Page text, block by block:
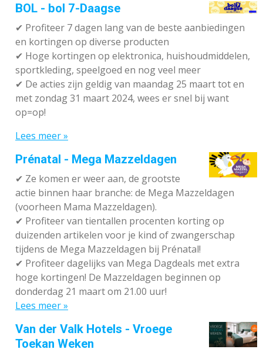
BOL - bol 7-Daagse
✔ Profiteer 7 dagen lang van de beste aanbiedingen
en kortingen op diverse producten
✔ Hoge kortingen op elektronica, huishoudmiddelen,
sportkleding, speelgoed en nog veel meer
✔ De acties zijn geldig van maandag 25 maart tot en
met zondag 31 maart 2024, wees er snel bij want
op=op!
Lees meer »
Prénatal - Mega Mazzeldagen
✔ Ze komen er weer aan, de grootste
actie binnen haar branche: de Mega Mazzeldagen
(voorheen Mama Mazzeldagen).
✔ Profiteer van tientallen procenten korting op
duizenden artikelen voor je kind of zwangerschap
tijdens de Mega Mazzeldagen bij Prénatal!
✔ Profiteer dagelijks van Mega Dagdeals met extra
hoge kortingen! De Mazzeldagen beginnen op
donderdag 21 maart om 21.00 uur!
Lees meer »
Van der Valk Hotels - Vroege
Toekan Weken